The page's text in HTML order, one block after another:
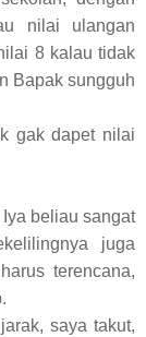
nilai ulangan
8 kalau tidak
Bapak sungguh
gak dapet nilai
beliau sangat
juga
terencana,
saya takut,